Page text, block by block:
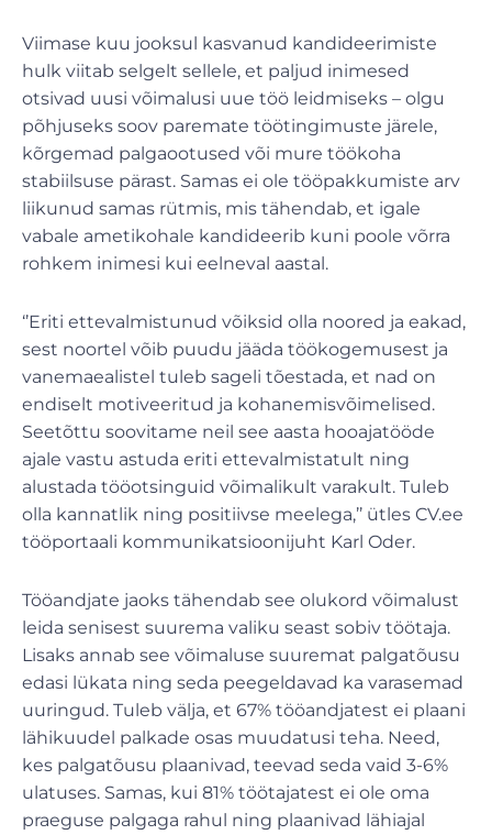
Viimase kuu jooksul kasvanud kandideerimiste
hulk viitab selgelt sellele, et paljud inimesed
otsivad uusi võimalusi uue töö leidmiseks – olgu
põhjuseks soov paremate töötingimuste järele,
kõrgemad palgaootused või mure töökoha
stabiilsuse pärast. Samas ei ole tööpakkumiste arv
liikunud samas rütmis, mis tähendab, et igale
vabale ametikohale kandideerib kuni poole võrra
rohkem inimesi kui eelneval aastal.
‘’Eriti ettevalmistunud võiksid olla noored ja eakad,
sest noortel võib puudu jääda töökogemusest ja
vanemaealistel tuleb sageli tõestada, et nad on
endiselt motiveeritud ja kohanemisvõimelised.
Seetõttu soovitame neil see aasta hooajatööde
ajale vastu astuda eriti ettevalmistatult ning
alustada tööotsinguid võimalikult varakult. Tuleb
olla kannatlik ning positiivse meelega,’’ ütles CV.ee
tööportaali kommunikatsioonijuht Karl Oder.
Tööandjate jaoks tähendab see olukord võimalust
leida senisest suurema valiku seast sobiv töötaja.
Lisaks annab see võimaluse suuremat palgatõusu
edasi lükata ning seda peegeldavad ka varasemad
uuringud. Tuleb välja, et 67% tööandjatest ei plaani
lähikuudel palkade osas muudatusi teha. Need,
kes palgatõusu plaanivad, teevad seda vaid 3-6%
ulatuses. Samas, kui 81% töötajatest ei ole oma
praeguse palgaga rahul ning plaanivad lähiajal